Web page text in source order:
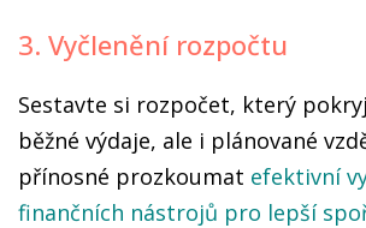
3. Vyčlenění rozpočtu
Sestavte si rozpočet, který
běžné výdaje, ale i plánované
přínosné prozkoumat efektivní
finančních nástrojů pro lepší